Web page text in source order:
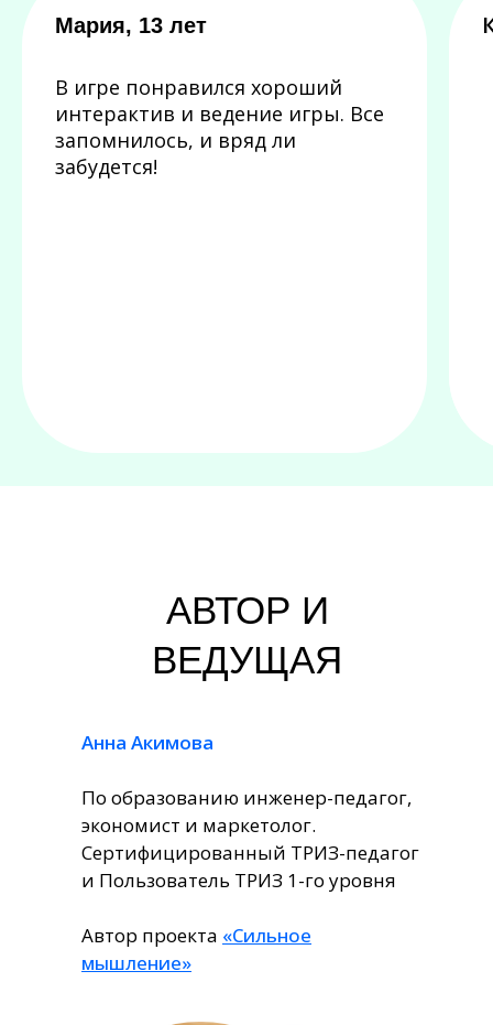
Мария, 13 лет
В игре понравился хороший
интерактив и ведение игры. Все
запомнилось, и вряд ли
забудется!
Анна Акимова
По образованию инженер-педагог,
экономист и маркетолог.
Сертифицированный ТРИЗ-педагог
и Пользователь ТРИЗ 1-го уровня
Автор проекта «Сильное
мышление»
АВТОР И
ВЕДУЩАЯ